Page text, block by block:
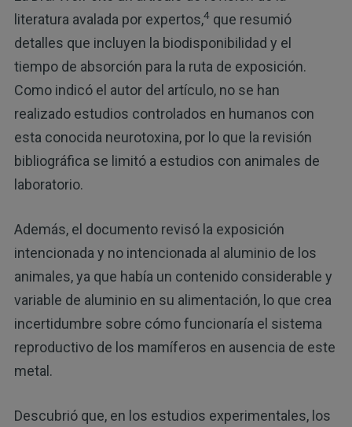
literatura avalada por expertos,4que resumió
detalles que incluyen la biodisponibilidad y el
tiempo de absorción para la ruta de exposición.
Como indicó el autor del artículo, no se han
realizado estudios controlados en humanos con
esta conocida neurotoxina, por lo que la revisión
bibliográfica se limitó a estudios con animales de
laboratorio.
Además, el documento revisó la exposición
intencionada y no intencionada al aluminio de los
animales, ya que había un contenido considerable y
variable de aluminio en su alimentación, lo que crea
incertidumbre sobre cómo funcionaría el sistema
reproductivo de los mamíferos en ausencia de este
metal.
Descubrió que, en los estudios experimentales, los